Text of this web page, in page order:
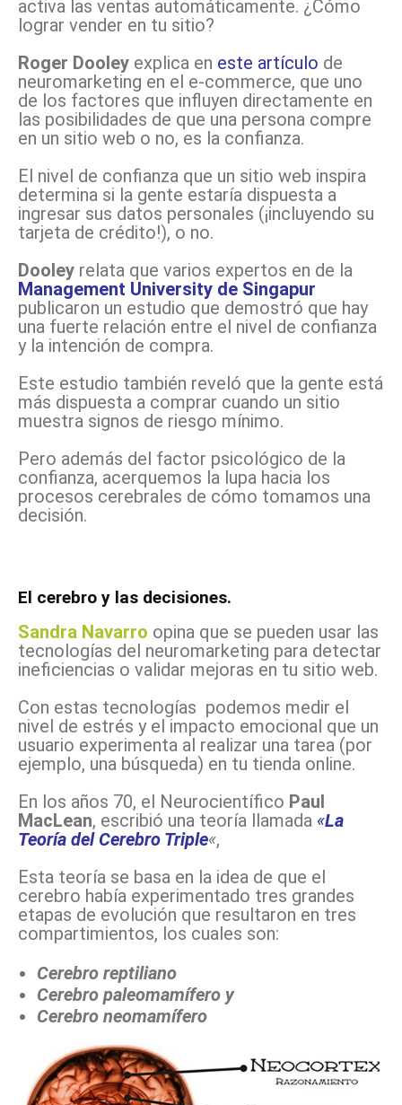
activa las ventas automáticamente. ¿Cómo
lograr vender en tu sitio?
Roger Dooley explica en este artículo de
neuromarketing en el e-commerce, que uno
de los factores que influyen directamente en
las posibilidades de que una persona compre
en un sitio web o no, es la confianza.
El nivel de confianza que un sitio web inspira
determina si la gente estaría dispuesta a
ingresar sus datos personales (¡incluyendo su
tarjeta de crédito!), o no.
Dooley relata que varios expertos en de la
Management University de Singapur
publicaron un estudio que demostró que hay
una fuerte relación entre el nivel de confianza
y la intención de compra.
Este estudio también reveló que la gente está
más dispuesta a comprar cuando un sitio
muestra signos de riesgo mínimo.
Pero además del factor psicológico de la
confianza, acerquemos la lupa hacia los
procesos cerebrales de cómo tomamos una
decisión.
El cerebro y las decisiones.
Sandra Navarro opina que se pueden usar las
tecnologías del neuromarketing para detectar
ineficiencias o validar mejoras en tu sitio web.
Con estas tecnologías podemos medir el
nivel de estrés y el impacto emocional que un
usuario experimenta al realizar una tarea (por
ejemplo, una búsqueda) en tu tienda online.
En los años 70, el Neurocientífico Paul
MacLean, escribió una teoría llamada «La
Teoría del Cerebro Triple«,
Esta teoría se basa en la idea de que el
cerebro había experimentado tres grandes
etapas de evolución que resultaron en tres
compartimientos, los cuales son:
Cerebro reptiliano
Cerebro paleomamífero y
Cerebro neomamífero